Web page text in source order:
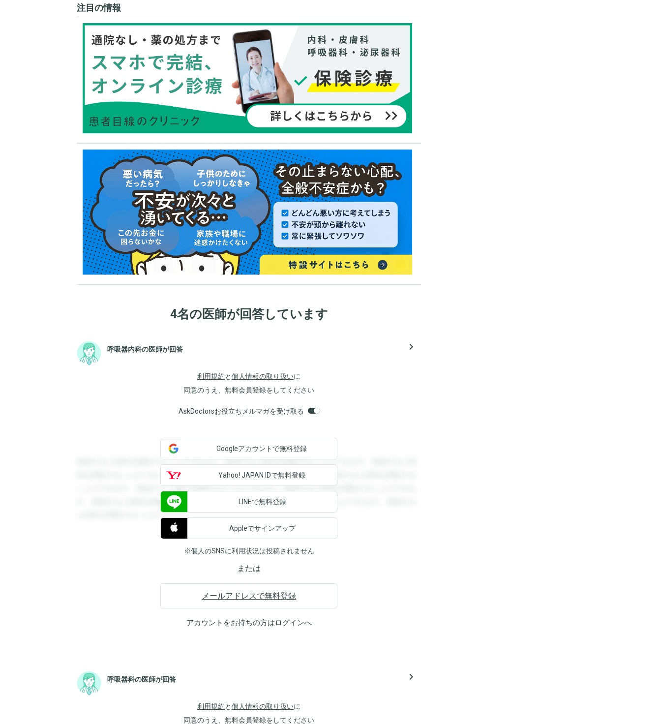
注目の情報
4名の医師が回答しています
呼吸器内科の医師が回答 navigate_next
利用規約と個人情報の取り扱いに
同意のうえ、無料会員登録をしてください
AskDoctorsお役立ちメルマガを受け取る
登録すると回答を閲覧することができます。登録すると回答を閲覧することができます。登録すると回
答を閲覧することができます。登録すると回答を閲覧することができます。登録すると回答を閲覧する
ことができます。登録すると回答を閲覧することができます。登録すると回答を閲覧することができま
す。登録すると回答を閲覧することができます。登録すると回答を閲覧することができます。登録する
と回答を閲覧することができます。
Googleアカウントで無料登録
Yahoo! JAPAN IDで無料登録
LINEで無料登録
Appleでサインアップ
※個人のSNSに利用状況は投稿されません
または
メールアドレスで無料登録
アカウントをお持ちの方はログインへ
呼吸器科の医師が回答 navigate_next
利用規約と個人情報の取り扱いに
同意のうえ、無料会員登録をしてください